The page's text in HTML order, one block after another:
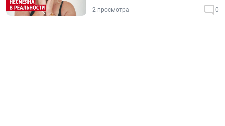
2 просмотра 0